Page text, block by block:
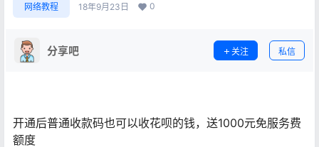
网络教程 18年9月23日 0
分享吧 关注 私信
开通后普通收款码也可以收花呗的钱，送1000元免服务费
额度